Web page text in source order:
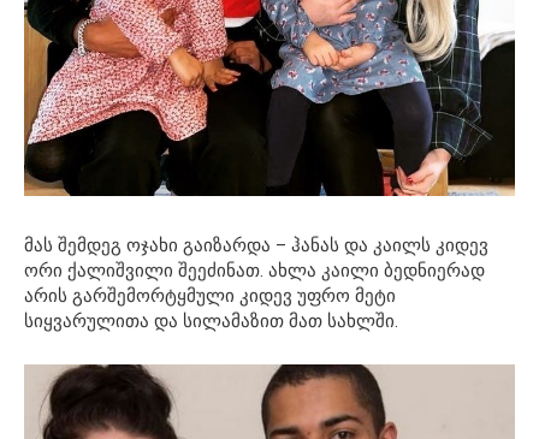
მას შემდეგ ოჯახი გაიზარდა – ჰანას და კაილს კიდევ
ორი ​​ქალიშვილი შეეძინათ. ახლა კაილი ბედნიერად
არის გარშემორტყმული კიდევ უფრო მეტი
სიყვარულითა და სილამაზით მათ სახლში.